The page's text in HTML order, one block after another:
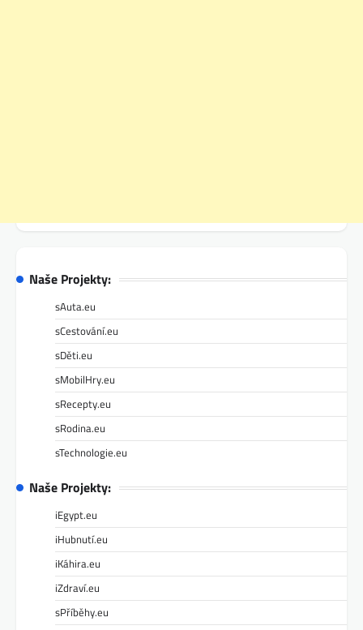
Naše Projekty:
sAuta.eu
sCestování.eu
sDěti.eu
sMobilHry.eu
sRecepty.eu
sRodina.eu
sTechnologie.eu
Naše Projekty:
iEgypt.eu
iHubnutí.eu
iKáhira.eu
iZdraví.eu
sPříběhy.eu